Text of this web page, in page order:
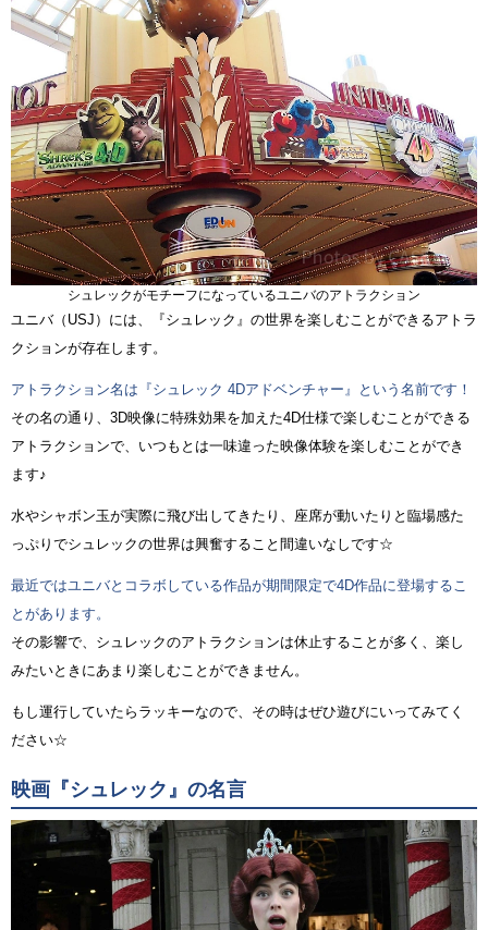
シュレックがモチーフになっているユニバのアトラクション
ユニバ（USJ）には、『シュレック』の世界を楽しむことができるアトラ
クションが存在します。
アトラクション名は『シュレック 4Dアドベンチャー』という名前です！
その名の通り、3D映像に特殊効果を加えた4D仕様で楽しむことができる
アトラクションで、いつもとは一味違った映像体験を楽しむことができ
ます♪
水やシャボン玉が実際に飛び出してきたり、座席が動いたりと臨場感た
っぷりでシュレックの世界は興奮すること間違いなしです☆
最近ではユニバとコラボしている作品が期間限定で4D作品に登場するこ
とがあります。
その影響で、シュレックのアトラクションは休止することが多く、楽し
みたいときにあまり楽しむことができません。
もし運行していたらラッキーなので、その時はぜひ遊びにいってみてく
ださい☆
映画『シュレック』の名言